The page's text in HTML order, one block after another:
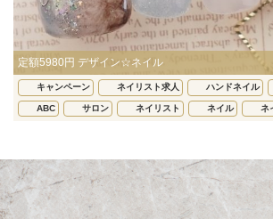
定額5980円 デザイン☆ネイル
キャンペーン ネイリスト求人 ハンドネイル
ABC サロン ネイリスト ネイル ネ